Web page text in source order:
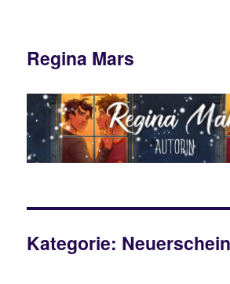
Regina Mars
Kategorie: